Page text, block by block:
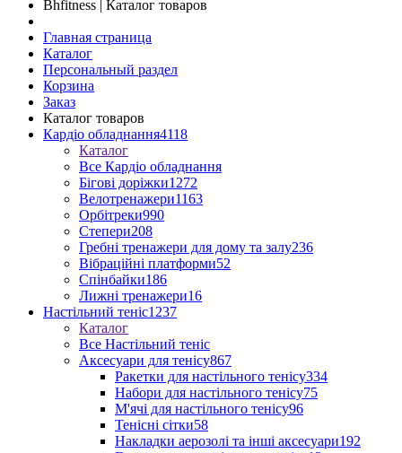
Bhfitness | Каталог товаров
Главная страница
Каталог
Персональный раздел
Корзина
Заказ
Каталог товаров
Кардіо обладнання4118
Каталог
Все Кардіо обладнання
Бігові доріжки1272
Велотренажери1163
Орбітреки990
Степери208
Гребні тренажери для дому та залу236
Вібраційні платформи52
Спінбайки186
Лижні тренажери16
Настільний теніс1237
Каталог
Все Настільний теніс
Аксесуари для тенісу867
Ракетки для настільного тенісу334
Набори для настільного тенісу75
М'ячі для настільного тенісу96
Тенісні сітки58
Накладки аерозолі та інші аксесуари192